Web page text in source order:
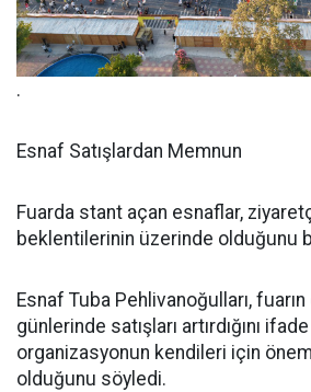
.
Esnaf Satışlardan Memnun
Fuarda stant açan esnaflar,
beklentilerinin üzerinde olduğunu
Esnaf Tuba Pehlivanoğulları,
günlerinde satışları artırdığını
organizasyonun kendileri için
olduğunu söyledi.